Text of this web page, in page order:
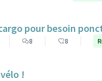
pour besoin
8 8
!